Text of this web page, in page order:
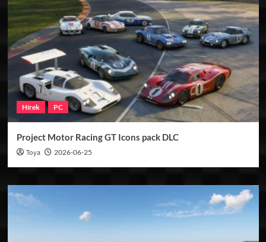
Hírek PC
Project Motor Racing GT Icons pack DLC
Toya 2026-06-25